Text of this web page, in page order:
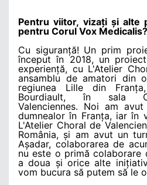
Pentru viitor, vizați și alte
pentru Corul Vox Medicalis?
Cu siguranță! Un prim
început în 2018, un
experiență, cu L'Atelier
ansamblu de amatori din
regiunea Lille din
Bourdiault, în sala
Valenciennes. Noi am
dumnealor în Franța, iar în
L'Atelier Choral de
România, și am avut un
Așadar, colaborarea de
nu este o primă
a doua și orice alte
vom bucura să putem să le